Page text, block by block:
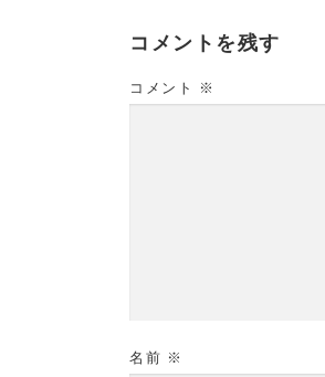
コメントを残す
コメント ※
名前 ※